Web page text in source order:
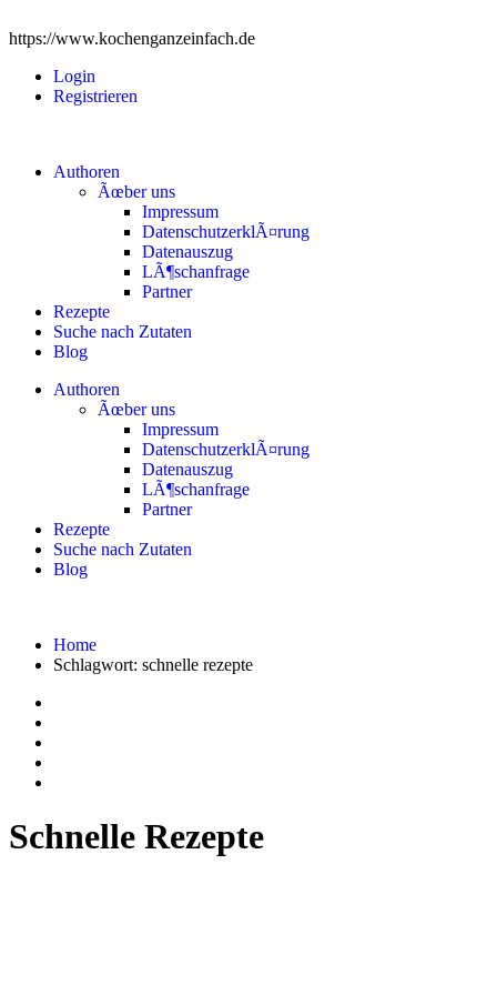
https://www.kochenganzeinfach.de
Login
Registrieren
Authoren
Ãœber uns
Impressum
DatenschutzerklÃ¤rung
Datenauszug
LÃ¶schanfrage
Partner
Rezepte
Suche nach Zutaten
Blog
Authoren
Ãœber uns
Impressum
DatenschutzerklÃ¤rung
Datenauszug
LÃ¶schanfrage
Partner
Rezepte
Suche nach Zutaten
Blog
Home
Schlagwort: schnelle rezepte
Schnelle Rezepte